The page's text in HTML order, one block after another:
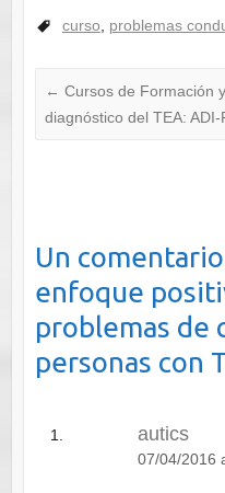
curso
problemas
← Cursos de Formación
diagnóstico del TEA: ADI-
Un
enfoque
problemas de
personas con
autics
07/04/2016